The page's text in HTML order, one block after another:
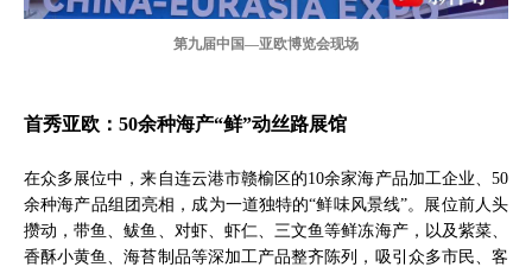
第九届中国—亚欧博览会现场
首秀亚欧：50余种海产“鲜”动丝路展馆
在众多展位中，来自连云港市赣榆区的10余家海产品加工企业、50
余种海产品组团亮相，成为一道独特的“鲜味风景线”。展位前人头
攒动，带鱼、鲅鱼、对虾、虾仁、三文鱼等鲜冻海产，以及紫菜、
香酥小黄鱼、海苔制品等深加工产品整齐陈列，吸引众多市民、客